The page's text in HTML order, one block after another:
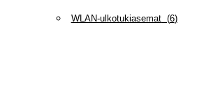
WLAN-ulkotukiasemat(6)